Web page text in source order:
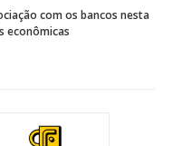
com os bancos nesta
econômicas